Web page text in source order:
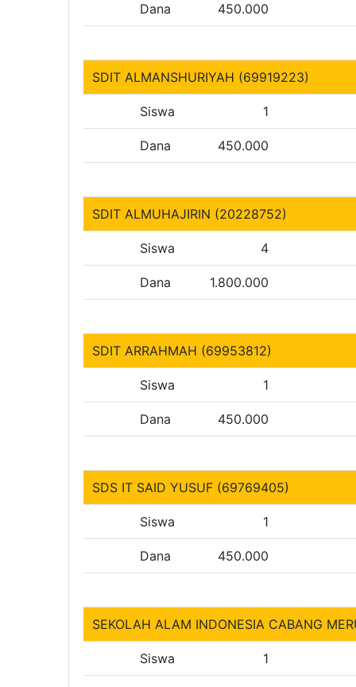
Dana 450.000
SDIT ALMANSHURIYAH (69919223)
Siswa 1
Dana 450.000
SDIT ALMUHAJIRIN (20228752)
Siswa 4
Dana 1.800.000
SDIT ARRAHMAH (69953812)
Siswa 1
Dana 450.000
SDS IT SAID YUSUF (69769405)
Siswa 1
Dana 450.000
SEKOLAH ALAM INDONESIA CABANG
Siswa 1